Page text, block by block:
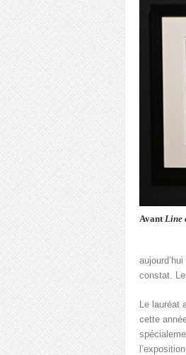
Avant Line
constat.
Le lauréat
cette